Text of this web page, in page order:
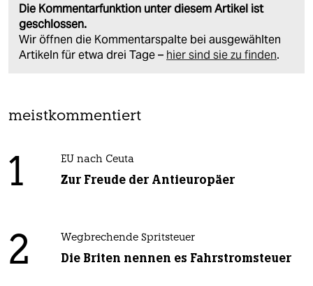
Die Kommentarfunktion unter diesem Artikel ist
geschlossen.
Wir öffnen die Kommentarspalte bei ausgewählten
Artikeln für etwa drei Tage – hier sind sie zu finden.
meistkommentiert
1 EU nach Ceuta
Zur Freude der Antieuropäer
2 Wegbrechende Spritsteuer
Die Briten nennen es Fahrstromsteuer